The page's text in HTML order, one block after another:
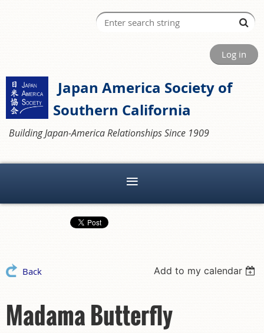
Log in
Japan America Society of
Southern California
Building Japan-America Relationships Since 1909
Back Add to my calendar
Madama Butterfly